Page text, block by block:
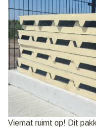
Viemat ruimt op! Dit